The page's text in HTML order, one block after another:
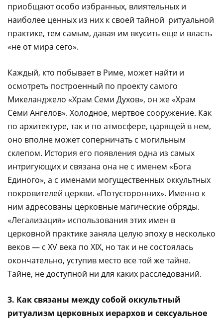
приобщают особо избранных, влиятельных и
наиболее ценных из них к своей тайной ритуальной
практике, тем самым, давая им вкусить еще и власть
«не от мира сего».
Каждый, кто побывает в Риме, может найти и
осмотреть построенный по проекту самого
Микеланджело «Храм Семи Духов», он же «Храм
Семи Ангелов». Холодное, мертвое сооружение. Как
по архитектуре, так и по атмосфере, царящей в нем,
оно вполне может соперничать с могильным
склепом. История его появления одна из самых
интригующих и связана она не с именем «Бога
Единого», а с именами могущественных оккультных
покровителей церкви. «Потусторонних». Именно к
ним адресованы церковные магические обряды.
«Легализация» использования этих имен в
церковной практике заняла целую эпоху в несколько
веков — с XV века по XIX, но так и не состоялась
окончательно, уступив место все той же тайне.
Тайне, не доступной ни для каких расследований.
3. Как связаны между собой оккультный
ритуализм церковных иерархов и сексуальное